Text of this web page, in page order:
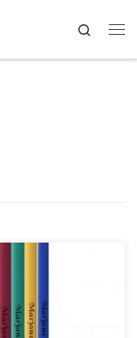
Search
de Persépolis de
de su publicación.